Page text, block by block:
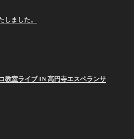
しました。
教室ライブ IN 高円寺エスペランサ